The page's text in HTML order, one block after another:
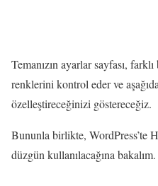
Temanızın ayarlar sayfası,
renklerini kontrol eder ve
özelleştireceğinizi göstereceğiz.
Bununla birlikte, WordPress’te
düzgün kullanılacağına bakalım.